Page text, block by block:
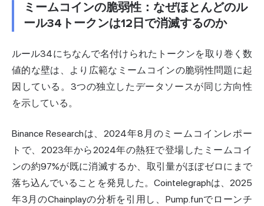
ミームコインの脆弱性：なぜほとんどのル
ール34トークンは12日で消滅するのか
ルール34にちなんで名付けられたトークンを取り巻く数
値的な壁は、より広範なミームコインの脆弱性問題に起
因している。3つの独立したデータソースが同じ方向性
を示している。
Binance Researchは、2024年8月のミームコインレポー
トで、2023年から2024年の熱狂で登場したミームコイ
ンの約97%が既に消滅するか、取引量がほぼゼロにまで
落ち込んでいることを発見した。Cointelegraphは、2025
年3月のChainplayの分析を引用し、Pump.funでローンチ